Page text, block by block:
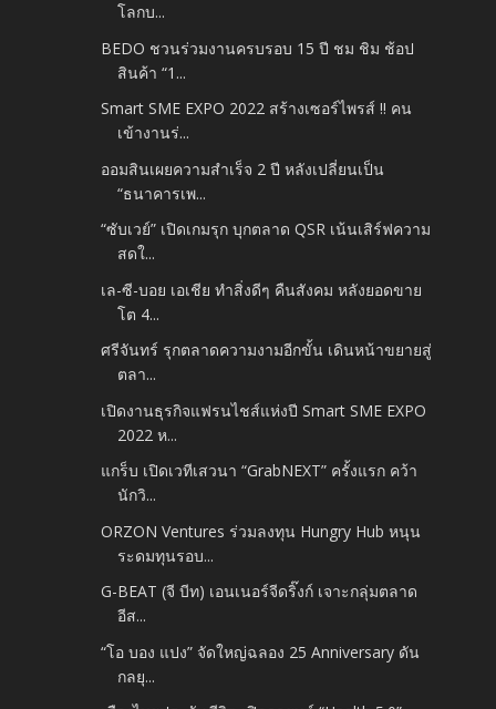
โลกบ...
BEDO ชวนร่วมงานครบรอบ 15 ปี ชม ชิม ช้อป
สินค้า “1...
Smart SME EXPO 2022 สร้างเซอร์ไพรส์ !! คน
เข้างานร่...
ออมสินเผยความสำเร็จ 2 ปี หลังเปลี่ยนเป็น
“ธนาคารเพ...
“ซับเวย์” เปิดเกมรุก บุกตลาด QSR เน้นเสิร์ฟความ
สดใ...
เล-ซี-บอย เอเชีย ทำสิ่งดีๆ คืนสังคม หลังยอดขาย
โต 4...
ศรีจันทร์ รุกตลาดความงามอีกขั้น เดินหน้าขยายสู่
ตลา...
เปิดงานธุรกิจแฟรนไชส์แห่งปี Smart SME EXPO
2022 ห...
แกร็บ เปิดเวทีเสวนา “GrabNEXT” ครั้งแรก คว้า
นักวิ...
ORZON Ventures ร่วมลงทุน Hungry Hub หนุน
ระดมทุนรอบ...
G-BEAT (จี บีท) เอนเนอร์จีดริ๊งก์ เจาะกลุ่มตลาด
อีส...
“โอ บอง แปง” จัดใหญ่ฉลอง 25 Anniversary ดัน
กลยุ...